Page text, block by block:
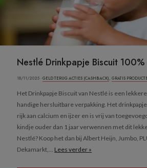
Nestlé Drinkpapje Biscuit
18/11/2025 ·GELD TERUG ACTIES (CASHBACK), GRATIS
Het Drinkpapje Biscuit van Nestlé is een
handige hersluitbare verpakking. Het
rijk aan calcium en ijzer en is vrij van
kindje ouder dan 1 jaar verwennen met dit
Nestlé? Koop het dan bij Albert Heijn, Jumbo,
Dekamarkt,... Lees verder »